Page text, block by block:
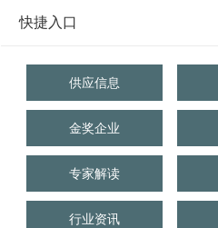
快捷入口
供应信息
金奖企业
专家解读
行业资讯